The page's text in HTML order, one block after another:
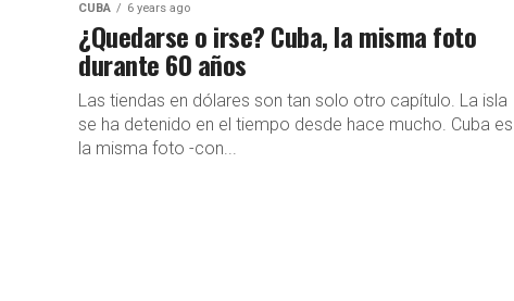
CUBA 6 years ago
¿Quedarse o irse? Cuba, la misma foto
durante 60 años
Las tiendas en dólares son tan solo otro capítulo. La isla
se ha detenido en el tiempo desde hace mucho. Cuba es
la misma foto -con...